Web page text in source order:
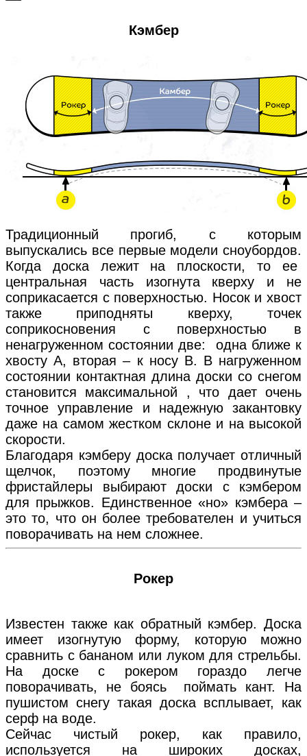
Кэмбер
Традиционный прогиб, с которым
выпускались все первые модели сноубордов.
Когда доска лежит на плоскости, то ее
центральная часть изогнута кверху и не
соприкасается с поверхностью. Носок и хвост
также приподняты кверху, точек
соприкосновения с поверхностью в
ненагруженном состоянии две: одна ближе к
хвосту А, вторая – к носу В. В нагруженном
состоянии контактная длина доски со снегом
становится максимальной , что дает очень
точное управление и надежную закантовку
даже на самом жестком склоне и на высокой
скорости.
Благодаря кэмберу доска получает отличный
щелчок, поэтому многие продвинутые
фристайлеры выбирают доски с кэмбером
для прыжков. Единственное «но» кэмбера –
это то, что он более требователен и учиться
поворачивать на нем сложнее.
Рокер
Известен также как обратный кэмбер. Доска
имеет изогнутую форму, которую можно
сравнить с бананом или луком для стрельбы.
На доске с рокером гораздо легче
поворачивать, не боясь поймать кант. На
пушистом снегу такая доска всплывает, как
серф на воде.
Сейчас чистый рокер, как правило,
используется на широких досках,